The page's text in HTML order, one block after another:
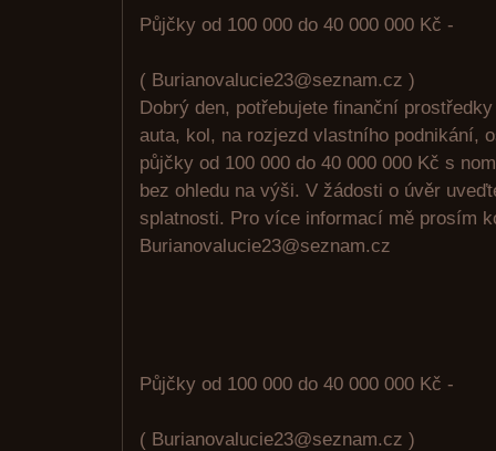
Půjčky od 100 000 do 40 000 000 Kč -
( Burianovalucie23@seznam.cz )
Dobrý den, potřebujete finanční
auta, kol, na rozjezd vlastního podnikání,
půjčky od 100 000 do 40 000 000 Kč s
bez ohledu na výši. V žádosti o úvěr
splatnosti. Pro více informací mě prosím
Burianovalucie23@seznam.cz
Půjčky od 100 000 do 40 000 000 Kč -
( Burianovalucie23@seznam.cz )